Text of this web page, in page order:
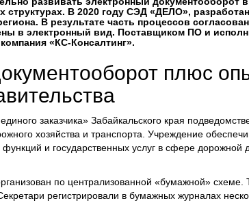
структурах. В 2020 году СЭД «ДЕЛО»,
В результате часть процессов
в электронный вид. Поставщиком ПО и
«КС-Консалтинг».
плюс
заказчика» Забайкальского края
хозяйства и транспорта. Учреждение
и государственных услуг в сфере дорожной
по централизованной «бумажной» схеме.
регистрировали в бумажных журналах